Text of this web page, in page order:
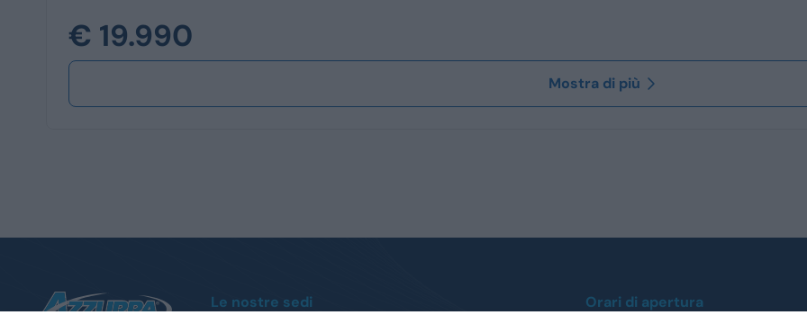
€ 19.990
Mostra di più
Le nostre sedi Orari di apertura